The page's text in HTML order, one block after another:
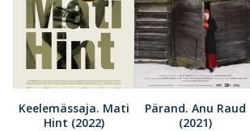
Keelemässaja. Mati
Hint (2022)
Pärand. Anu Raud
(2021)